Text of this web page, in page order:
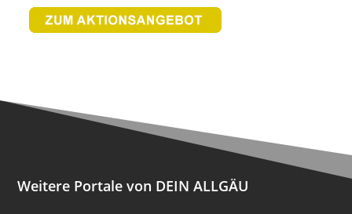
Weitere Portale von DEIN ALLGÄU